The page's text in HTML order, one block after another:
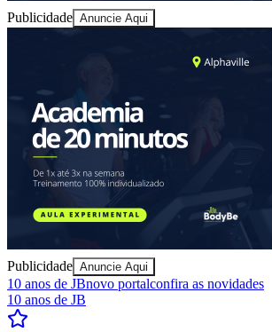
Goiás
Publicidade Anuncie Aqui
Publicidade Anuncie Aqui
10 anos de JBnovo portalconfira as novidades
10 anos de JB